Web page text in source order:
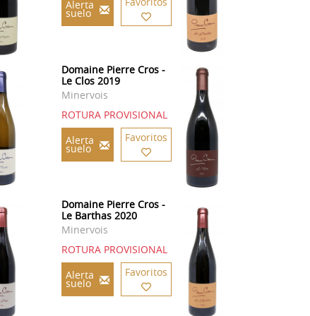
Alerta
suelo
Domaine Pierre Cros -
Le Clos 2019
Minervois
ROTURA PROVISIONAL
Alerta
suelo
Favoritos
Domaine Pierre Cros -
Le Barthas 2020
Minervois
ROTURA PROVISIONAL
Alerta
suelo
Favoritos